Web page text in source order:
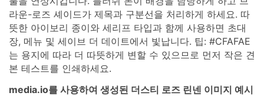
라운-로즈 셰이드가 제목과 구분선을 처리하게 하세요. 따
뜻한 아이보리 종이와 세리프 타입과 함께 사용하면 초대
장, 메뉴 및 세이브 더 데이트에서 빛납니다. 팁: #CFAFAE
는 용지에 따라 더 따뜻하게 변할 수 있으므로 먼저 작은 견
본 테스트를 인쇄하세요.
media.io를 사용하여 생성된 더스티 로즈 린넨 이미지 예시